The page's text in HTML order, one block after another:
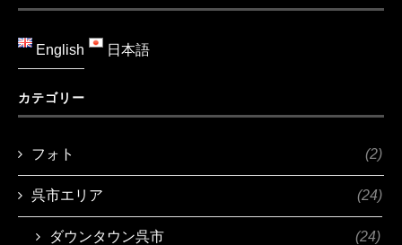
English 日本語
カテゴリー
フォト (2)
呉市エリア (24)
ダウンタウン呉市 (24)